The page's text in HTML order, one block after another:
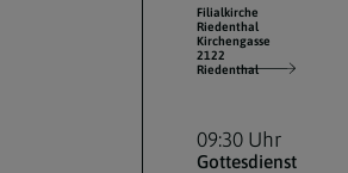
Filialkirche
Riedenthal
Kirchengasse
2122
Riedenthal
09:30 Uhr
Gottesdienst